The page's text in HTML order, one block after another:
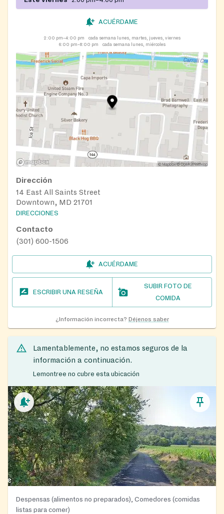
ACUÉRDAME
2:00 pm–4:00 pm
cada semana lunes, martes, jueves, viernes
6:00 pm–8:00 pm
cada semana lunes, miércoles
Dirección
14 East All Saints Street
Downtown, MD 21701
DIRECCIONES
Contacto
(301) 600-1506
ACUÉRDAME
ESCRIBIR UNA RESEÑA
SUBIR FOTO DE
COMIDA
¿Información incorrecta? Déjenos saber
Lamentablemente, no estamos seguros de la
información a continuación.
Lemontree no cubre esta ubicación
Despensas (alimentos no preparados), Comedores (comidas
listas para comer)